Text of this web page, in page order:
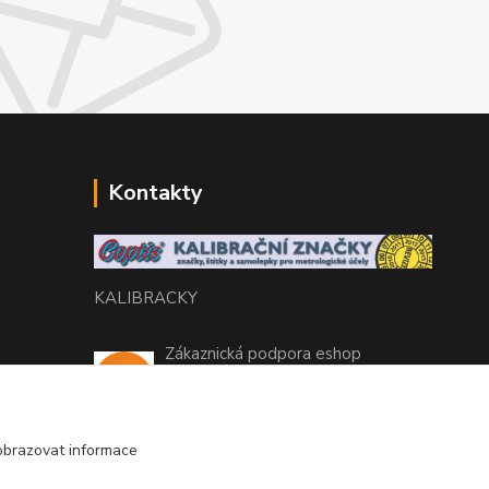
Kontakty
KALIBRACKY
Zákaznická podpora eshop
coptis@coptis.cz
informace